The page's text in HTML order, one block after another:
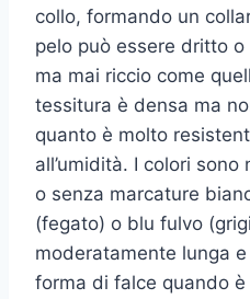
collo, formando un
pelo può essere dritto
ma mai riccio come
tessitura è densa ma
quanto è molto
all’umidità. I colori
o senza marcature
(fegato) o blu fulvo
moderatamente lunga
forma di falce quando